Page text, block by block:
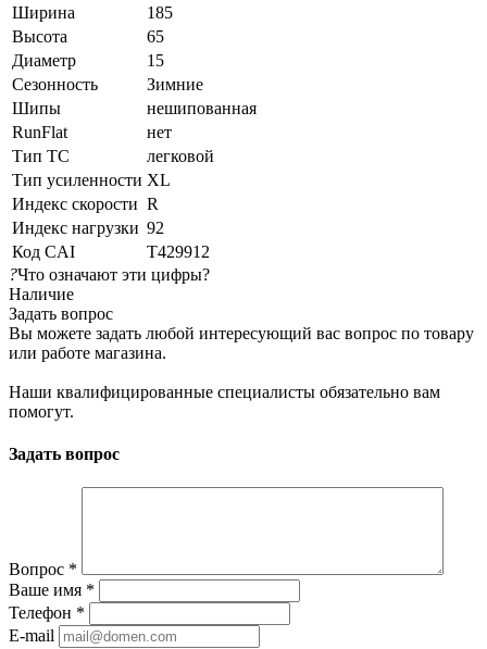
Ширина
185
Высота
65
Диаметр
15
Сезонность
Зимние
Шипы
нешипованная
RunFlat
нет
Тип ТС
легковой
Тип усиленности XL
Индекс скорости R
Индекс нагрузки 92
Код CAI
T429912
?Что означают эти цифры?
Наличие
Задать вопрос
Вы можете задать любой интересующий вас вопрос по товару
или работе магазина.
Наши квалифицированные специалисты обязательно вам
помогут.
Задать вопрос
Вопрос *
Ваше имя *
Телефон *
E-mail